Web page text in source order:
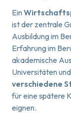
Ein
ist der zentrale
Ausbildung im
Erfahrung im
akademische
Universitäten
verschiedene
für eine spätere
eignen.